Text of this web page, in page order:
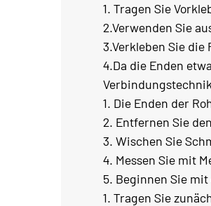
1. Tragen Sie
2.Verwenden Sie
3.Verkleben Sie
4.Da die Enden
1. Die Enden der
2. Entfernen Sie
3. Wischen Sie
4. Messen Sie mit
5. Beginnen Sie
1. Tragen Sie